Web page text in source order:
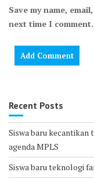
Save my name,
next time I comment.
Recent Posts
Siswa baru
agenda MPLS
Siswa baru teknologi